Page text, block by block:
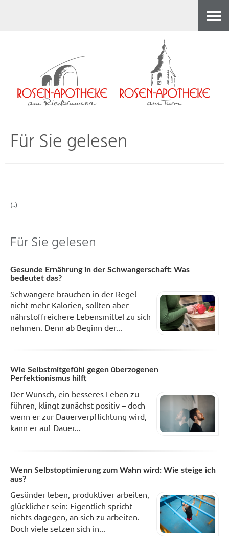
Für Sie gelesen
(..)
Für Sie gelesen
Gesunde Ernährung in der Schwangerschaft: Was
bedeutet das?
Schwangere brauchen in der Regel
nicht mehr Kalorien, sollten aber
nährstoffreichere Lebensmittel zu sich
nehmen. Denn ab Beginn der...
Wie Selbstmitgefühl gegen überzogenen
Perfektionismus hilft
Der Wunsch, ein besseres Leben zu
führen, klingt zunächst positiv – doch
wenn er zur Dauerverpflichtung wird,
kann er auf Dauer...
Wenn Selbstoptimierung zum Wahn wird: Wie steige ich
aus?
Gesünder leben, produktiver arbeiten,
glücklicher sein: Eigentlich spricht
nichts dagegen, an sich zu arbeiten.
Doch viele setzen sich in...